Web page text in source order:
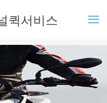
퀵서비스